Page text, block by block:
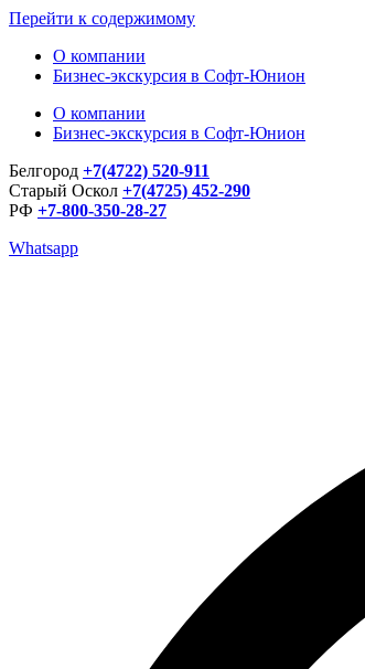
Перейти к содержимому
О компании
Бизнес-экскурсия в Софт-Юнион
О компании
Бизнес-экскурсия в Софт-Юнион
Белгород +7(4722) 520-911
Старый Оскол +7(4725) 452-290
РФ +7-800-350-28-27
Whatsapp